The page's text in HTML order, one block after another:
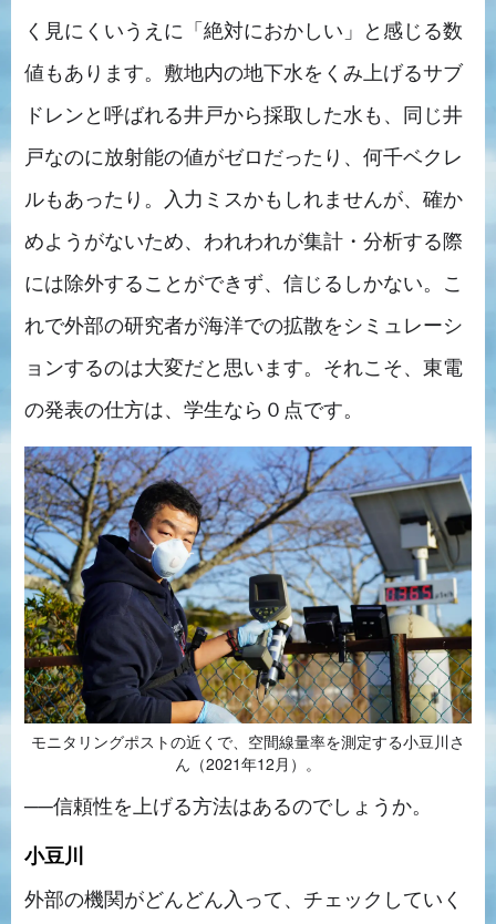
く見にくいうえに「絶対におかしい」と感じる数
値もあります。敷地内の地下水をくみ上げるサブ
ドレンと呼ばれる井戸から採取した水も、同じ井
戸なのに放射能の値がゼロだったり、何千ベクレ
ルもあったり。入力ミスかもしれませんが、確か
めようがないため、われわれが集計・分析する際
には除外することができず、信じるしかない。こ
れで外部の研究者が海洋での拡散をシミュレーシ
ョンするのは大変だと思います。それこそ、東電
の発表の仕方は、学生なら０点です。
モニタリングポストの近くで、空間線量率を測定する小豆川さ
ん（2021年12月）。
──信頼性を上げる方法はあるのでしょうか。
小豆川
外部の機関がどんどん入って、チェックしていく